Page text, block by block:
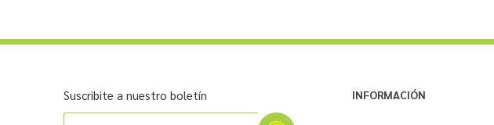
Suscribite a nuestro boletín INFORMACIÓN